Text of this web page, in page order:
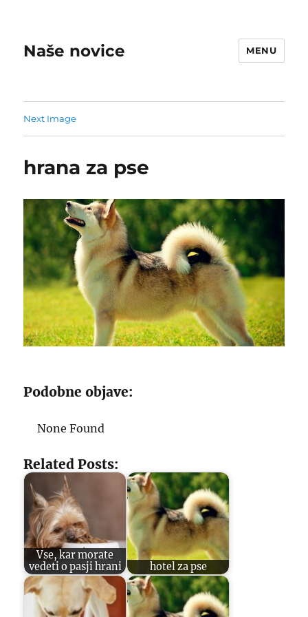
Naše novice MENU
Next Image
hrana za pse
Podobne objave:
None Found
Related Posts:
Vse, kar morate
vedeti o pasji hrani
hotel za pse